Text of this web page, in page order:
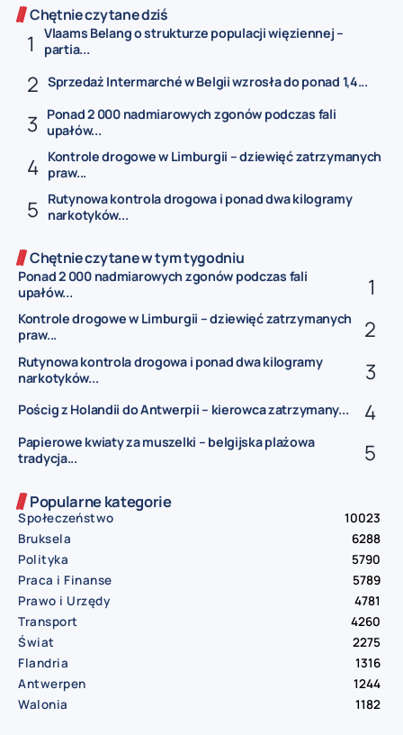
Chętnie czytane dziś
Vlaams Belang o strukturze populacji więziennej –
partia...
Sprzedaż Intermarché w Belgii wzrosła do ponad 1,4...
Ponad 2 000 nadmiarowych zgonów podczas fali
upałów...
Kontrole drogowe w Limburgii – dziewięć zatrzymanych
praw...
Rutynowa kontrola drogowa i ponad dwa kilogramy
narkotyków...
Chętnie czytane w tym tygodniu
Ponad 2 000 nadmiarowych zgonów podczas fali
upałów...
Kontrole drogowe w Limburgii – dziewięć zatrzymanych
praw...
Rutynowa kontrola drogowa i ponad dwa kilogramy
narkotyków...
Pościg z Holandii do Antwerpii – kierowca zatrzymany...
Papierowe kwiaty za muszelki – belgijska plażowa
tradycja...
Popularne kategorie
Społeczeństwo
10023
Bruksela
6288
Polityka
5790
Praca i Finanse
5789
Prawo i Urzędy
4781
Transport
4260
Świat
2275
Flandria
1316
Antwerpen
1244
Walonia
1182